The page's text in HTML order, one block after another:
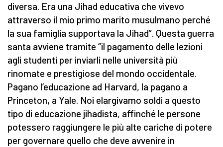
diversa. Era una Jihad educativa che vivevo
attraverso il mio primo marito musulmano perché
la sua famiglia supportava la Jihad”. Questa guerra
santa avviene tramite “il pagamento delle lezioni
agli studenti per inviarli nelle università più
rinomate e prestigiose del mondo occidentale.
Pagano l’educazione ad Harvard, la pagano a
Princeton, a Yale. Noi elargivamo soldi a questo
tipo di educazione jihadista, affinché le persone
potessero raggiungere le più alte cariche di potere
per governare quello che deve avvenire in